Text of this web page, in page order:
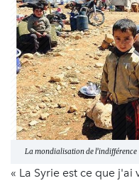
La mondialisation de l’indifférence
« La Syrie est ce que